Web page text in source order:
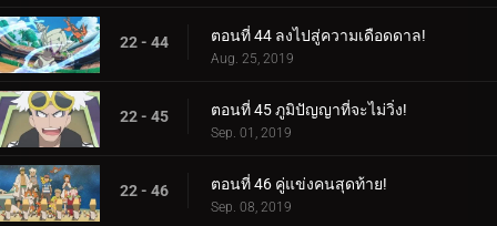
22 - 44 ตอนที่ 44 ลงไปสู่ความเดือดดาล!
Aug. 25, 2019
22 - 45 ตอนที่ 45 ภูมิปัญญาที่จะไม่วิ่ง!
Sep. 01, 2019
22 - 46 ตอนที่ 46 คู่แข่งคนสุดท้าย!
Sep. 08, 2019